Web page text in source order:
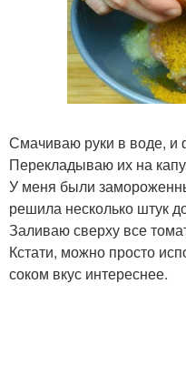
Смачиваю руки в воде,
Перекладываю их на
У меня были
решила несколько штук
Заливаю сверху все
Кстати, можно просто
соком вкус интереснее.